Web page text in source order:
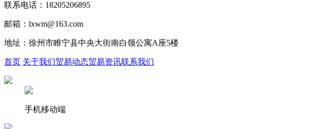
联系电话：18205206895
邮箱：lxwm@163.com
地址：徐州市睢宁县中央大街南白领公寓A座5楼
首页 关于我们贸易动态贸易资讯联系我们
手机移动端